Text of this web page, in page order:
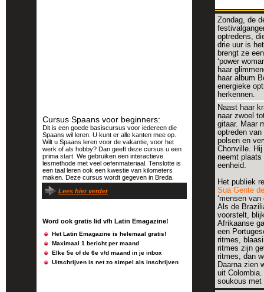
Cursus Spaans voor beginners:
Dit is een goede basiscursus voor iedereen die
Spaans wil leren. U kunt er alle kanten mee op.
Wilt u Spaans leren voor de vakantie, voor het
werk of als hobby? Dan geeft deze cursus u een
prima start. We gebruiken een interactieve
lesmethode met veel oefenmateriaal. Tenslotte is
een taal leren ook een kwestie van kilometers
maken. Deze cursus wordt gegeven in Breda.
Lees hier verder
Word ook gratis lid v/h Latin Emagazine!
Het Latin Emagazine is helemaal gratis!
Maximaal 1 bericht per maand
Elke 5e of de 6e v/d maand in je inbox
Uitschrijven is net zo simpel als inschrijven
Zondag, de
optredens,
drie uur is
brengt ze
‘power
haar
haar album
energieke
herkennen.
Naast haar
naar zwoel
gitaar. Maar
optreden
polsen en
Chonville.
neemt plaats
eenheid.
Het publiek
Sua Gente
‘mensen van
Als de
voorstelt,
Afrikaanse
een
ritmes,
ritmes zijn
ritmes, dan
Daarna zien
uit
soukous met